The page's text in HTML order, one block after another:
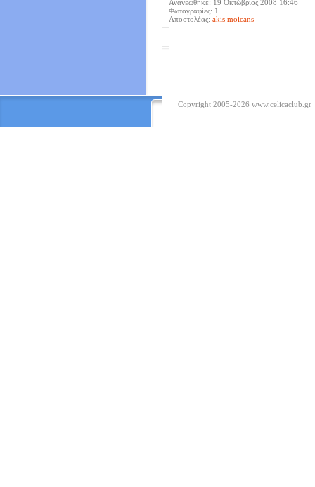
Ανανεώθηκε: 19 Οκτώβριος 2008 16:46
Φωτογραφίες: 1
Αποστολέας: akis moicans
Copyright 2005-2026 www.celicaclub.gr